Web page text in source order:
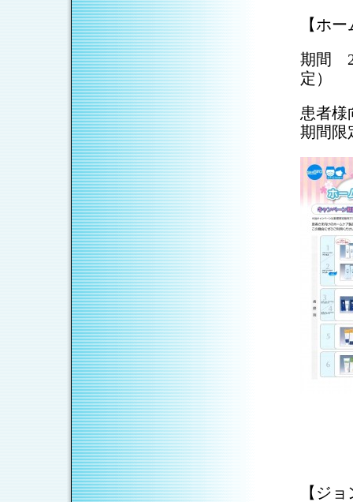
【ホ
期間
定）
患者様
期間限
【ジ